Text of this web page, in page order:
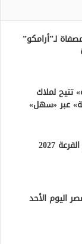
لـ”أرامكو”
تتيح لملاك
عبر «سهل»
2027
اليوم الأحد